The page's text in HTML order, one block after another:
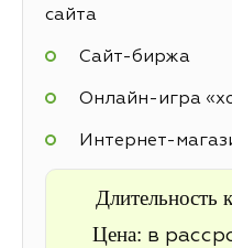
сайта
Cайт-биржа
Онлайн-игра
Интернет-
Длительность
Цена: в